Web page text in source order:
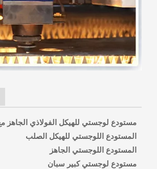
مستودع لوجستي للهيكل الفولاذي الجاهز
المستودع اللوجستي للهيكل الصلب
المستودع اللوجستي الجاهز
مستودع لوجستي كبير سبان